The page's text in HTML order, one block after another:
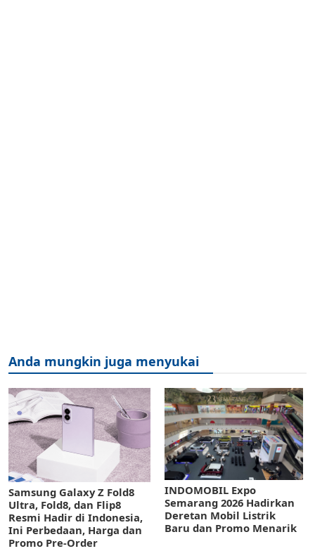
Anda mungkin juga menyukai
Samsung Galaxy Z Fold8
Ultra, Fold8, dan Flip8
Resmi Hadir di Indonesia,
Ini Perbedaan, Harga dan
Promo Pre-Order
INDOMOBIL Expo
Semarang 2026 Hadirkan
Deretan Mobil Listrik
Baru dan Promo Menarik